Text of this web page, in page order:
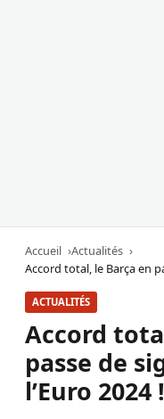
Accueil
Actualités
Accord total, le Barça en
ACTUALITÉS
Accord
passe de
l’Euro 2024 !